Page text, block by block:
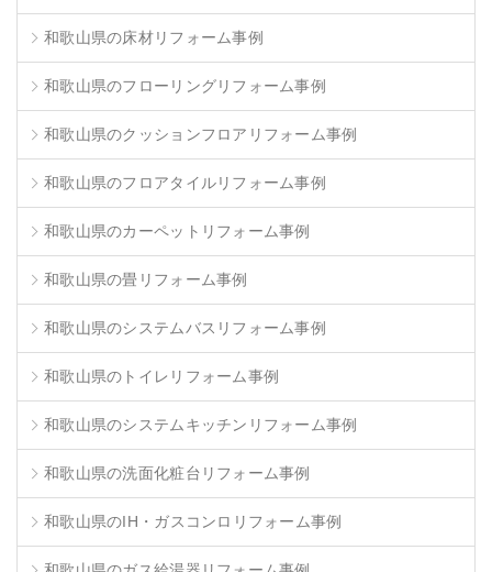
和歌山県の床材リフォーム事例
和歌山県のフローリングリフォーム事例
和歌山県のクッションフロアリフォーム事例
和歌山県のフロアタイルリフォーム事例
和歌山県のカーペットリフォーム事例
和歌山県の畳リフォーム事例
和歌山県のシステムバスリフォーム事例
和歌山県のトイレリフォーム事例
和歌山県のシステムキッチンリフォーム事例
和歌山県の洗面化粧台リフォーム事例
和歌山県のIH・ガスコンロリフォーム事例